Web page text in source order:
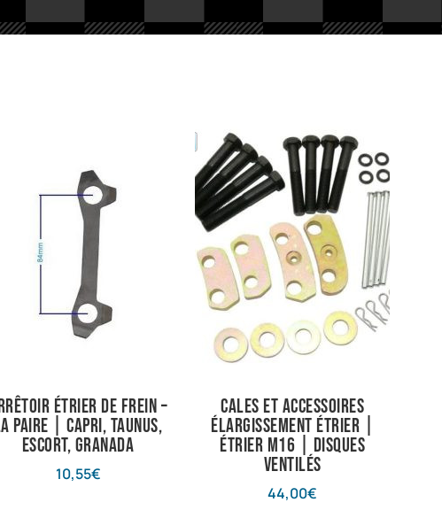
étrier de frein –
paire | Capri, Taunus,
Escort, Granada
10,55€
Cales et accessoires
élargissement étrier |
Étrier M16 | Disques
ventilés
44,00€